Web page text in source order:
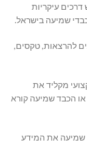
עיקריות
שמיעה בישראל.
להרצאות, טקסים,
מקליד את
הכבד שמיעה קורא
שמיעה את המידע